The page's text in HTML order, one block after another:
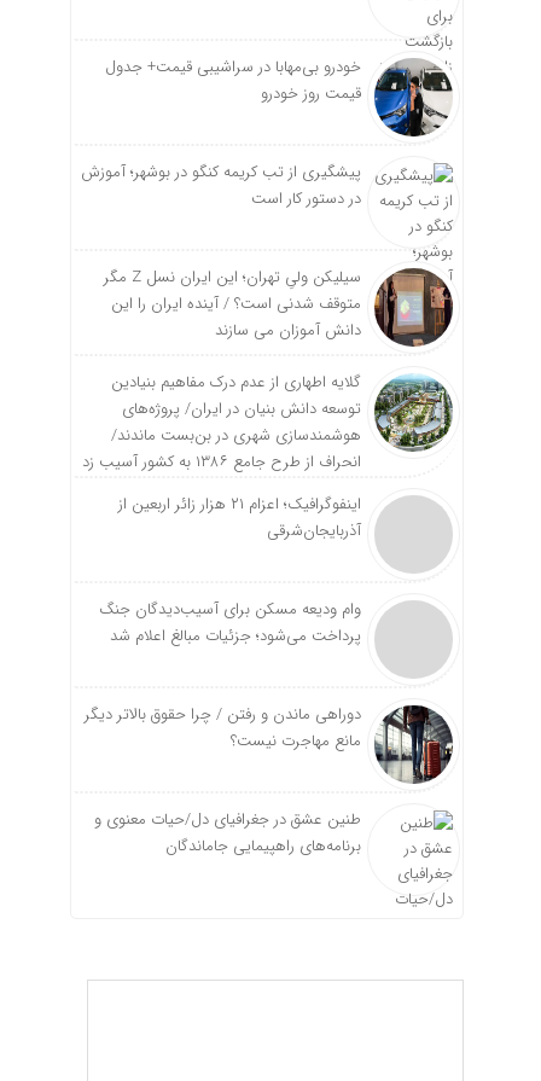
خودرو بی‌مهابا در سراشیبی قیمت+ جدول
قیمت روز خودرو
پیشگیری از تب کریمه کنگو در بوشهر؛ آموزش
در دستور کار است
سیلیکن ولیِ تهران؛ این ایران نسل Z مگر
متوقف شدنی است؟ / آینده ایران را این
دانش آموزان می سازند
گلایه اطهاری از عدم درک مفاهیم بنیادین
توسعه دانش بنیان در ایران/ پروژه‌های
هوشمندسازی شهری در بن‌بست ماندند/
انحراف از طرح جامع ۱۳۸۶ به کشور آسیب زد
اینفوگرافیک؛ اعزام ۲۱ هزار زائر اربعین از
آذربایجان‌شرقی
وام ودیعه مسکن برای آسیب‌دیدگان جنگ
پرداخت می‌شود؛ جزئیات مبالغ اعلام شد
دوراهی ماندن و رفتن / چرا حقوق بالاتر دیگر
مانع مهاجرت نیست؟
طنین عشق در جغرافیای دل/حیات معنوی و
برنامه‌های راهپیمایی جاماندگان